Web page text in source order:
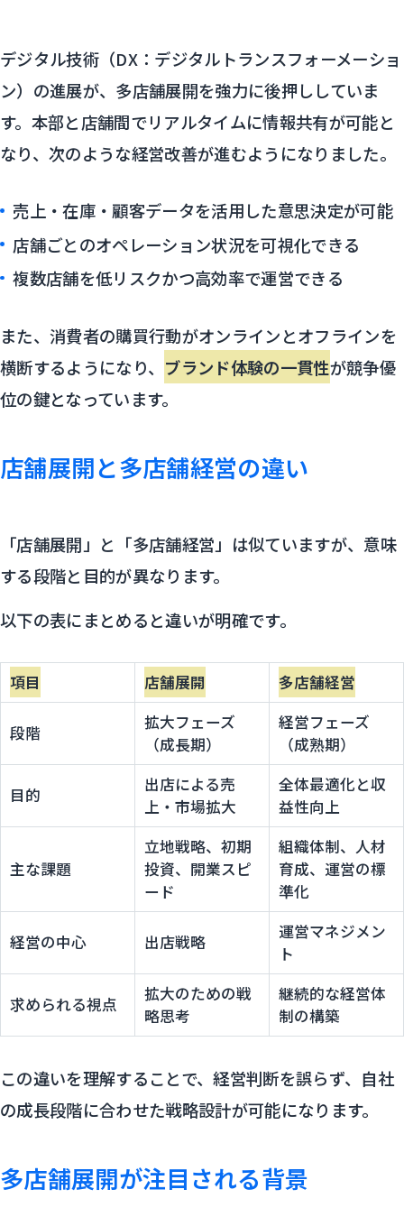
デジタル技術（DX：デジタルトランスフォーメーショ
ン）の進展が、多店舗展開を強力に後押ししていま
す。本部と店舗間でリアルタイムに情報共有が可能と
なり、次のような経営改善が進むようになりました。
売上・在庫・顧客データを活用した意思決定が可能
店舗ごとのオペレーション状況を可視化できる
複数店舗を低リスクかつ高効率で運営できる
また、消費者の購買行動がオンラインとオフラインを
横断するようになり、 ブランド体験の一貫性が競争優
位の鍵となっています。
店舗展開と多店舗経営の違い
「店舗展開」と「多店舗経営」は似ていますが、意味
する段階と目的が異なります。
以下の表にまとめると違いが明確です。
項目 店舗展開 多店舗経営
段階
拡大フェーズ
（成長期）
経営フェーズ
（成熟期）
目的
出店による売
上・市場拡大
全体最適化と収
益性向上
主な課題
立地戦略、初期
投資、開業スピ
ード
組織体制、人材
育成、運営の標
準化
経営の中心 出店戦略
運営マネジメン
ト
求められる視点
拡大のための戦
略思考
継続的な経営体
制の構築
この違いを理解することで、経営判断を誤らず、自社
の成長段階に合わせた戦略設計が可能になります。
多店舗展開が注目される背景